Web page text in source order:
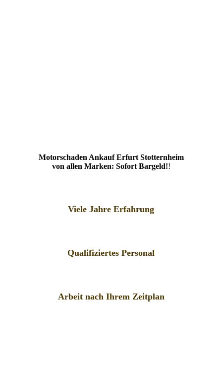
Motorschaden Ankauf Erfurt Stotternheim
von allen Marken: Sofort Bargeld!!
Viele Jahre Erfahrung
Qualifiziertes Personal
Arbeit nach Ihrem Zeitplan